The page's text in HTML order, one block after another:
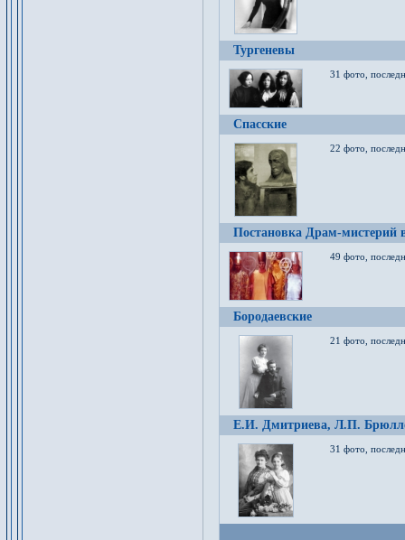
Тургеневы
31 фото,
Спасские
22 фото,
Постановка Драм-мистерий
49 фото,
Бородаевские
21 фото,
Е.И. Дмитриева, Л.П.
31 фото,